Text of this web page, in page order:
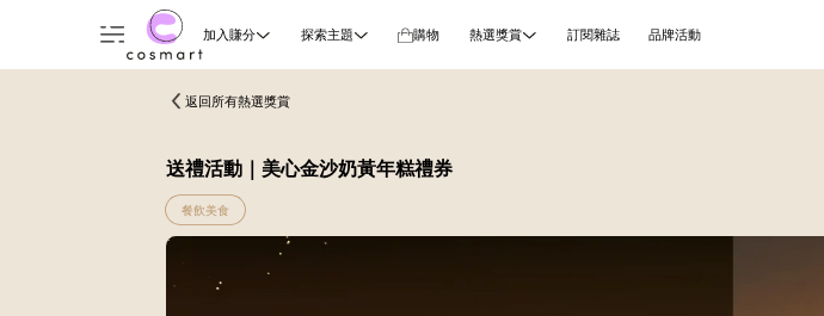
加入賺分 探索主題 購物 熱選獎賞 訂閱雜誌 品牌活動
返回所有熱選獎賞
送禮活動｜美心金沙奶黃年糕禮券
餐飲美食